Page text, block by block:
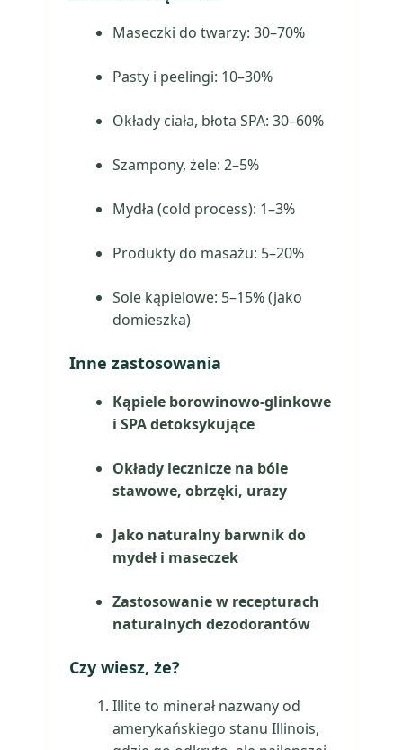
Maseczki do twarzy: 30–70%
Pasty i peelingi: 10–30%
Okłady ciała, błota SPA: 30–60%
Szampony, żele: 2–5%
Mydła (cold process): 1–3%
Produkty do masażu: 5–20%
Sole kąpielowe: 5–15% (jako
domieszka)
Inne zastosowania
Kąpiele borowinowo-glinkowe
i SPA detoksykujące
Okłady lecznicze na bóle
stawowe, obrzęki, urazy
Jako naturalny barwnik do
mydeł i maseczek
Zastosowanie w recepturach
naturalnych dezodorantów
Czy wiesz, że?
Illite to minerał nazwany od
amerykańskiego stanu Illinois,